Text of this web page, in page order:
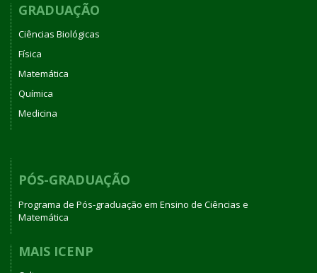
GRADUAÇÃO
Ciências Biológicas
Física
Matemática
Química
Medicina
PÓS-GRADUAÇÃO
Programa de Pós-graduação em Ensino de Ciências e
Matemática
MAIS ICENP